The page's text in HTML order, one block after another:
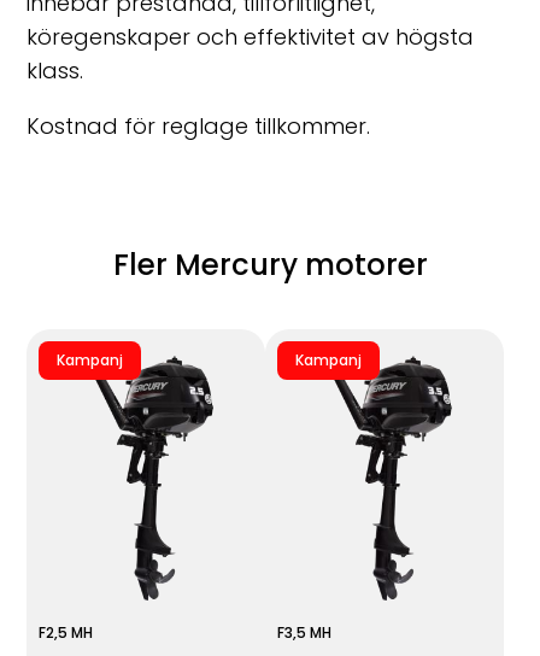
köregenskaper och effektivitet av högsta
klass.
Kostnad för reglage tillkommer.
Fler Mercury motorer
Kampanj
F2,5 MH
Kampanj
F3,5 MH